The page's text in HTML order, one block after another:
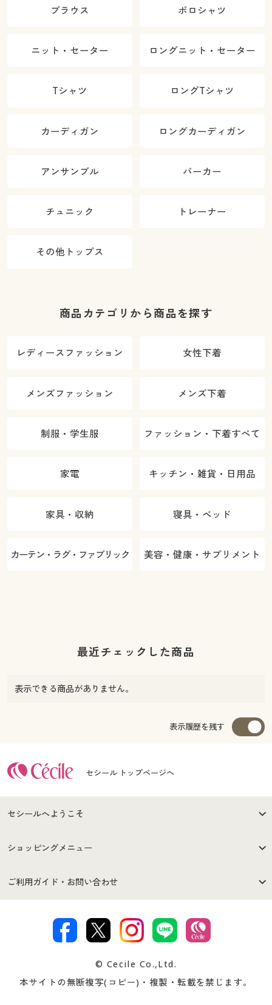
ブラウス ポロシャツ
ニット・セーター ロングニット・セーター
Tシャツ ロングTシャツ
カーディガン ロングカーディガン
アンサンブル パーカー
チュニック トレーナー
その他トップス
商品カテゴリから商品を探す
レディースファッション 女性下着
メンズファッション メンズ下着
制服・学生服 ファッション・下着すべて
家電 キッチン・雑貨・日用品
家具・収納 寝具・ベッド
カーテン・ラグ・ファブリック 美容・健康・サプリメント
最近チェックした商品
表示できる商品がありません。
表示履歴を残す
セシール トップページへ
セシールへようこそ
はじめての方へ
セシールご利用規約
著作権・商標について 会社案内
ショッピングメニュー
商品カテゴリ
プレゼント＆キャンペーン サイトマップ
ご利用ガイド・お問い合わせ
交換・返品は お支払は
ついて
忘れの場合
© Cecile Co.,Ltd.
本サイトの無断複写(コピー)・複製・転載を禁じます。